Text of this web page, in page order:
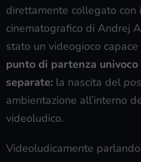
direttamente collegato con
cinematografico di Andrej
stato un videogioco
punto di partenza
separate: la nascita del
ambientazione all’interno
videoludico.
Videoludicamente